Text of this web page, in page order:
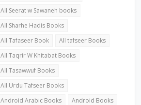
All Seerat w Sawaneh books
All Sharhe Hadis Books
All Tafaseer Book
All tafseer Books
All Taqrir W Khitabat Books
All Tasawwuf Books
All Urdu Tafseer Books
Android Arabic Books
Android Books